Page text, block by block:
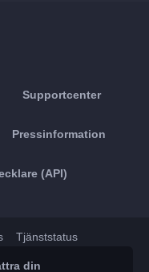
Supportcenter
Pressinformation
(API)
Tjänststatus
din